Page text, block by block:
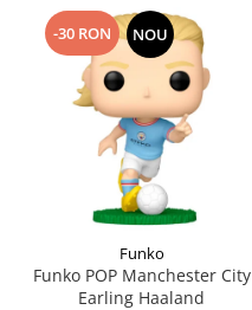
-30 RON NOU
Funko
Funko POP Manchester City
Earling Haaland